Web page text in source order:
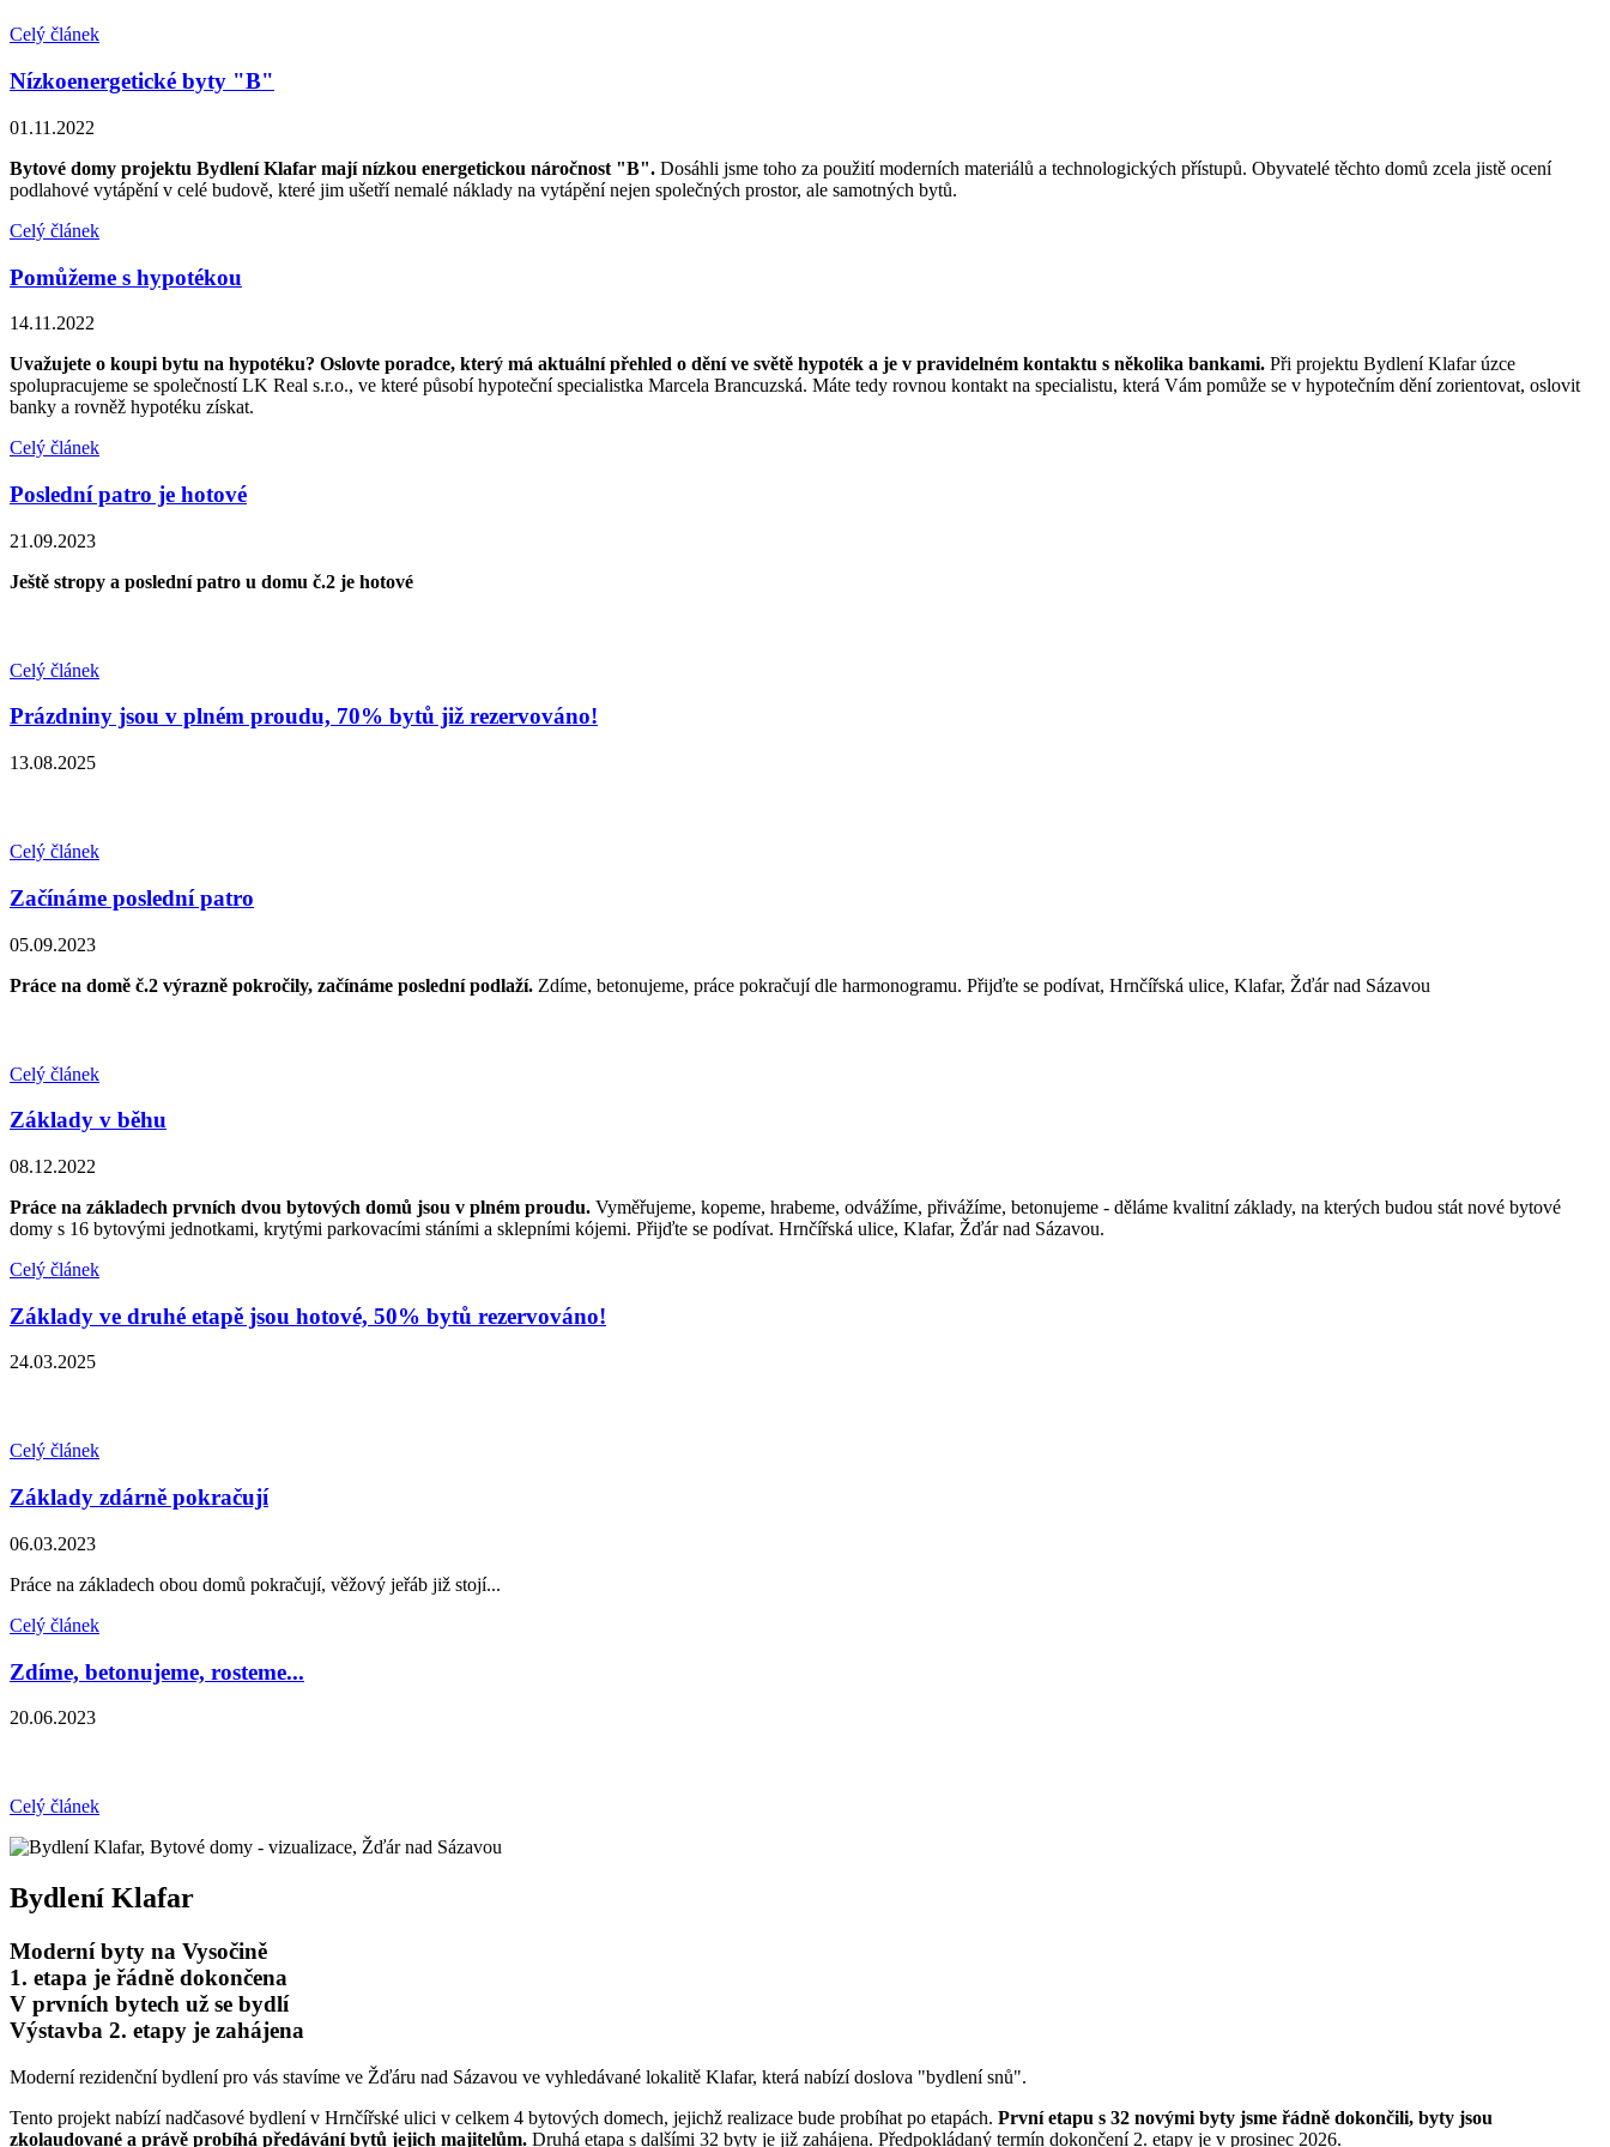
Celý článek
Nízkoenergetické byty "B"
01.11.2022
Bytové domy projektu Bydlení Klafar mají nízkou energetickou náročnost "B". Dosáhli jsme toho za použití moderních materiálů a technologických přístupů. Obyvatelé těchto domů zcela jistě ocení
podlahové vytápění v celé budově, které jim ušetří nemalé náklady na vytápění nejen společných prostor, ale samotných bytů.
Celý článek
Pomůžeme s hypotékou
14.11.2022
Uvažujete o koupi bytu na hypotéku? Oslovte poradce, který má aktuální přehled o dění ve světě hypoték a je v pravidelném kontaktu s několika bankami. Při projektu Bydlení Klafar úzce
spolupracujeme se společností LK Real s.r.o., ve které působí hypoteční specialistka Marcela Brancuzská. Máte tedy rovnou kontakt na specialistu, která Vám pomůže se v hypotečním dění zorientovat, oslovit
banky a rovněž hypotéku získat.
Celý článek
Poslední patro je hotové
21.09.2023
Ještě stropy a poslední patro u domu č.2 je hotové
Celý článek
Prázdniny jsou v plném proudu, 70% bytů již rezervováno!
13.08.2025
Celý článek
Začínáme poslední patro
05.09.2023
Práce na domě č.2 výrazně pokročily, začínáme poslední podlaží. Zdíme, betonujeme, práce pokračují dle harmonogramu. Přijďte se podívat, Hrnčířská ulice, Klafar, Žďár nad Sázavou
Celý článek
Základy v běhu
08.12.2022
Práce na základech prvních dvou bytových domů jsou v plném proudu. Vyměřujeme, kopeme, hrabeme, odvážíme, přivážíme, betonujeme - děláme kvalitní základy, na kterých budou stát nové bytové
domy s 16 bytovými jednotkami, krytými parkovacími stáními a sklepními kójemi. Přijďte se podívat. Hrnčířská ulice, Klafar, Žďár nad Sázavou.
Celý článek
Základy ve druhé etapě jsou hotové, 50% bytů rezervováno!
24.03.2025
Celý článek
Základy zdárně pokračují
06.03.2023
Práce na základech obou domů pokračují, věžový jeřáb již stojí...
Celý článek
Zdíme, betonujeme, rosteme...
20.06.2023
Celý článek
Bydlení Klafar
Moderní byty na Vysočině
1. etapa je řádně dokončena
V prvních bytech už se bydlí
Výstavba 2. etapy je zahájena
Moderní rezidenční bydlení pro vás stavíme ve Žďáru nad Sázavou ve vyhledávané lokalitě Klafar, která nabízí doslova "bydlení snů".
Tento projekt nabízí nadčasové bydlení v Hrnčířské ulici v celkem 4 bytových domech, jejichž realizace bude probíhat po etapách. První etapu s 32 novými byty jsme řádně dokončili, byty jsou
zkolaudované a právě probíhá předávání bytů jejich majitelům. Druhá etapa s dalšími 32 byty je již zahájena. Předpokládaný termín dokončení 2. etapy je v prosinec 2026.